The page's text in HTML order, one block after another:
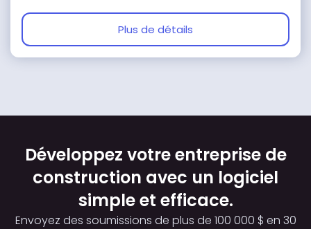
Plus de détails
Développez votre entreprise de
construction avec un logiciel
simple et efficace.
Envoyez des soumissions de plus de 100 000 $ en 30